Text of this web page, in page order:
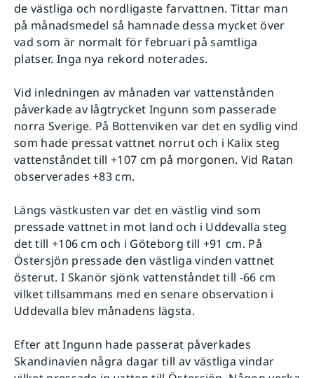
de västliga och nordligaste farvattnen. Tittar man
på månadsmedel så hamnade dessa mycket över
vad som är normalt för februari på samtliga
platser. Inga nya rekord noterades.
Vid inledningen av månaden var vattenstånden
påverkade av lågtrycket Ingunn som passerade
norra Sverige. På Bottenviken var det en sydlig vind
som hade pressat vattnet norrut och i Kalix steg
vattenståndet till +107 cm på morgonen. Vid Ratan
observerades +83 cm.
Längs västkusten var det en västlig vind som
pressade vattnet in mot land och i Uddevalla steg
det till +106 cm och i Göteborg till +91 cm. På
Östersjön pressade den västliga vinden vattnet
österut. I Skanör sjönk vattenståndet till -66 cm
vilket tillsammans med en senare observation i
Uddevalla blev månadens lägsta.
Efter att Ingunn hade passerat påverkades
Skandinavien några dagar till av västliga vindar